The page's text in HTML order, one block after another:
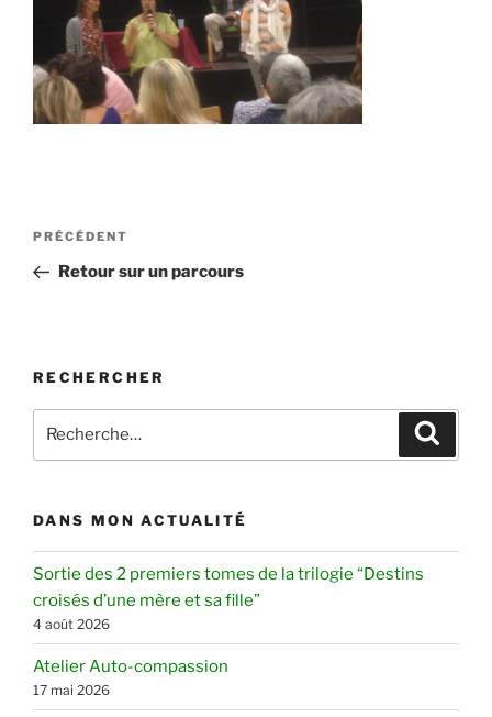
Navigation
l’article
Article
précédent
PRÉCÉDENT
Retour sur un parcours
RECHERCHER
pour
DANS MON ACTUALITÉ
Sortie des 2 premiers tomes de la trilogie “Destins
croisés d’une mère et sa fille”
4 août 2026
Atelier Auto-compassion
17 mai 2026